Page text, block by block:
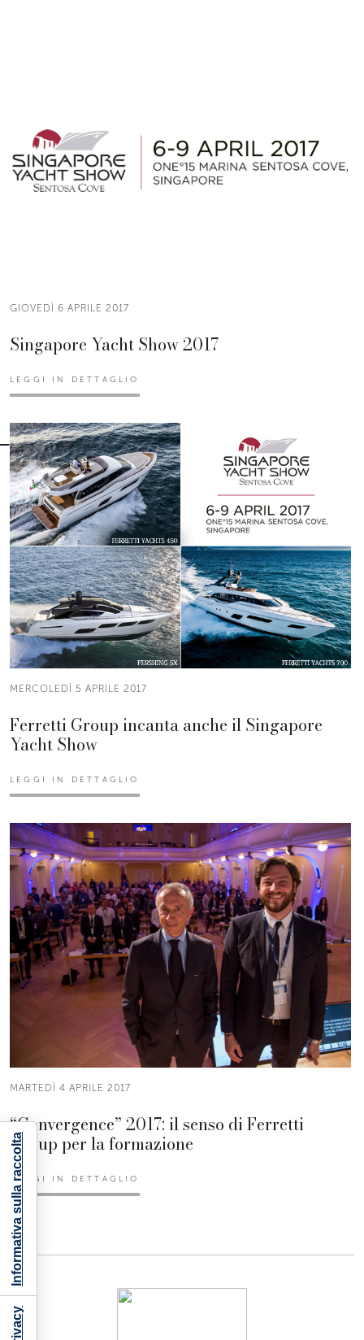
GIOVEDÌ 6 APRILE 2017
Singapore Yacht Show 2017
LEGGI IN DETTAGLIO
MERCOLEDÌ 5 APRILE 2017
Ferretti Group incanta anche il Singapore
Yacht Show
LEGGI IN DETTAGLIO
MARTEDÌ 4 APRILE 2017
“Convergence” 2017: il senso di Ferretti
Group per la formazione
LEGGI IN DETTAGLIO
Informativa sulla raccolta